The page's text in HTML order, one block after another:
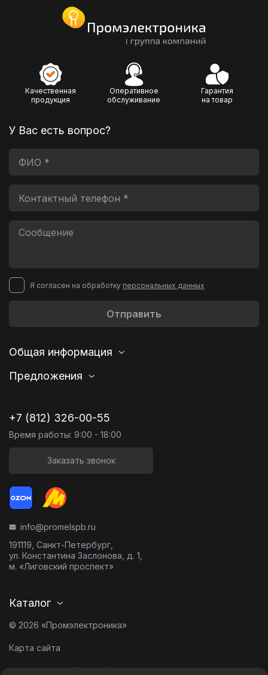
Качественная
продукция
Оперативное
обслуживание
Гарантия
на товар
У Вас есть вопрос?
Я согласен на обработку персональных данных
Отправить
Общая информация
Предложения
+7 (812) 326-00-55
Время работы: 9:00 - 18:00
Заказать звонок
info@promelspb.ru
191119, Санкт-Петербург,
ул. Константина Заслонова, д. 1,
м. «Лиговский проспект»
Каталог
© 2026 «Промэлектроника»
Карта сайта